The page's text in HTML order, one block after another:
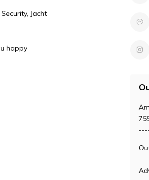
Jacht
happy